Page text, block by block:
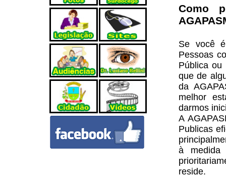
Como
Se você é
Pessoas
Pública ou
que de
da
melhor
darmos
A
Publicas
à medida
reside.